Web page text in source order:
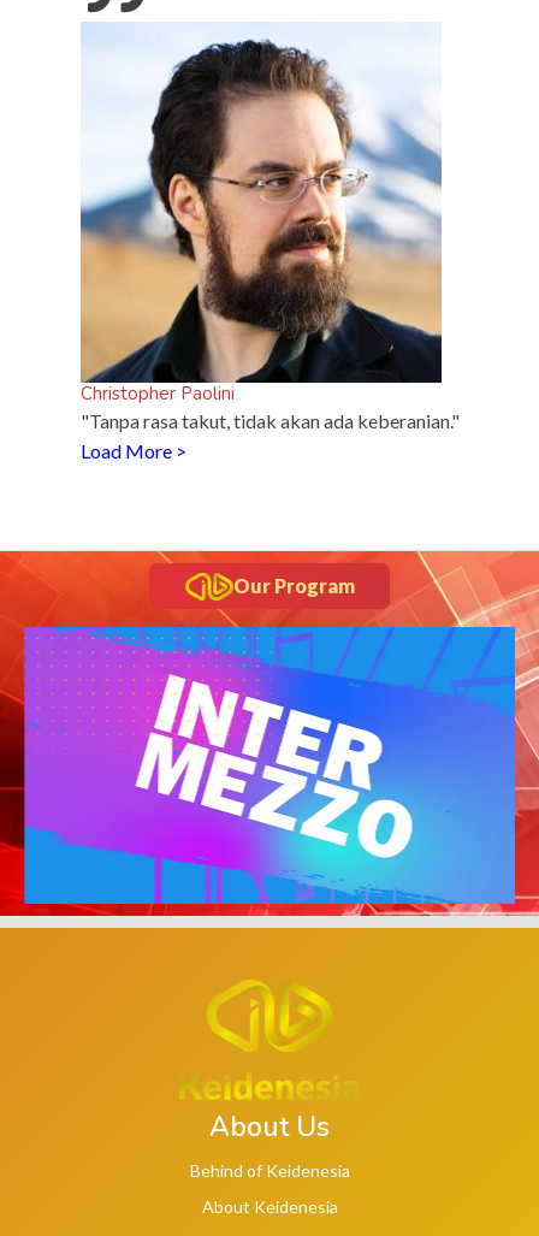
Christopher Paolini
"Tanpa rasa takut, tidak akan ada keberanian."
Load More >
Our Program
About Us
Behind of Keidenesia
About Keidenesia